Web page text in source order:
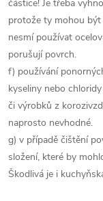
částice! Je třeba
protože ty mohou být
nesmí používat
porušují povrch.
f) používání
kyseliny nebo
či výrobků z
naprosto nevhodné.
g) v případě čištění
složení, které by
Škodlivá je i